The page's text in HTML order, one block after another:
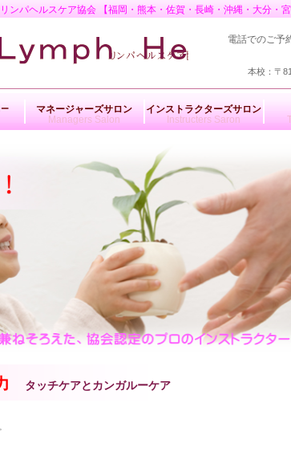
ンパヘルスケア協会 【福岡・熊本・佐賀・長崎・沖縄・大分・
電話でのご予
本校：〒
タッチケアとカンガルーケア
マネージャーズサロン
Managers Salon
インストラクターズサロン
Instructers Saron